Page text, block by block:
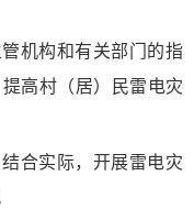
机构和有关部门的指
高村（居）民雷电灾
合实际，开展雷电灾